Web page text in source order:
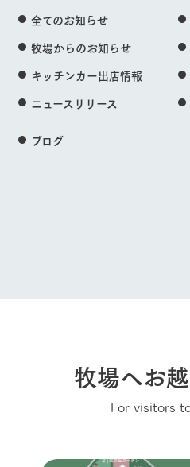
全てのお知らせ
牧場からのお知らせ
キッチンカー出店情報
ニュースリリース
ブログ
牧場へお
For visitors